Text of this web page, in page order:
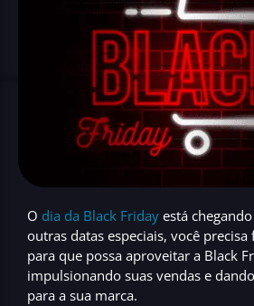
O dia da Black Friday está
outras datas especiais, você
para que possa aproveitar a Black
impulsionando suas vendas e
para a sua marca.